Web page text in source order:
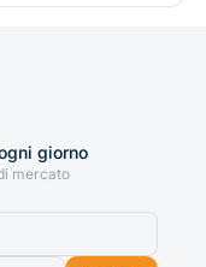
giorno
mercato